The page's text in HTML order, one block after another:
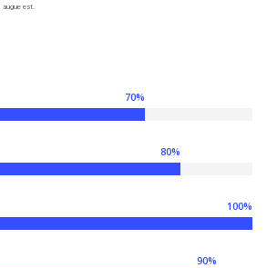
augue est.
70%
80%
100%
90%